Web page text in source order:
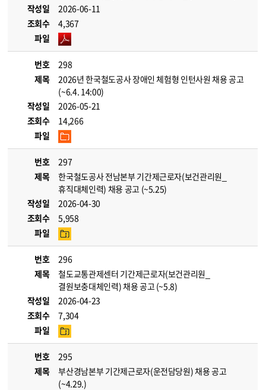
작성일
2026-06-11
조회수
4,367
파일
번호
298
제목
2026년 한국철도공사 장애인 체험형 인턴사원 채용 공고
(~6.4. 14:00)
작성일
2026-05-21
조회수
14,266
파일
번호
297
제목
한국철도공사 전남본부 기간제근로자(보건관리원_
휴직대체인력) 채용 공고 (~5.25)
작성일
2026-04-30
조회수
5,958
파일
번호
296
제목
철도교통관제센터 기간제근로자(보건관리원_
결원보충대체인력) 채용 공고 (~5.8)
작성일
2026-04-23
조회수
7,304
파일
번호
295
제목
부산경남본부 기간제근로자(운전담당원) 채용 공고
(~4.29.)